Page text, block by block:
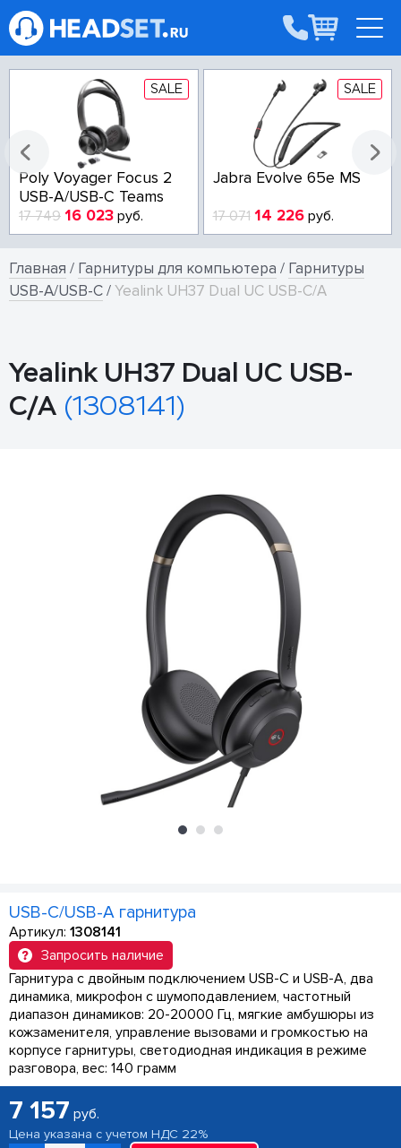
SALE
Poly Voyager Focus 2
USB-A/USB-C Teams
17 749 16 023 руб.
SALE
Jabra Evolve 65e MS
17 071 14 226руб.
Главная / Гарнитуры для компьютера / Гарнитуры
USB-A/USB-C/Yealink UH37 Dual UC USB-C/A
Yealink UH37 Dual UC USB-
C/A (1308141)
USB-C/USB-A гарнитура
Артикул: 1308141
Запросить наличие
Гарнитура с двойным подключением USB-C и USB-A, два
динамика, микрофон с шумоподавлением, частотный
диапазон динамиков: 20-20000 Гц, мягкие амбушюры из
кожзаменителя, управление вызовами и громкостью на
корпусе гарнитуры, светодиодная индикация в режиме
разговора, вес: 140 грамм
7 157 руб.
Цена указана с учетом НДС 22%